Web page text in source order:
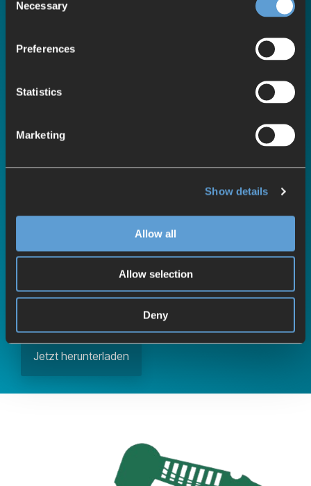
Selection
Necessary
Preferences
Statistics
Marketing
Show details
Allow all
Allow selection
Deny
Erfahren Sie mehr über die Vorteile
Das Potenzial der virtuellen
Jetzt herunterladen